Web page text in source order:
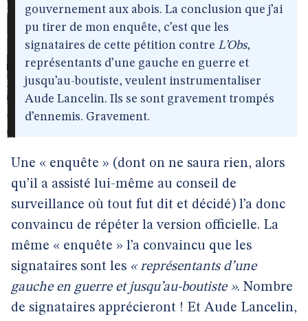
gouvernement aux abois. La conclusion que j’ai
pu tirer de mon enquête, c’est que les
signataires de cette pétition contre L’Obs,
représentants d’une gauche en guerre et
jusqu’au-boutiste, veulent instrumentaliser
Aude Lancelin. Ils se sont gravement trompés
d’ennemis. Gravement.
Une « enquête » (dont on ne saura rien, alors
qu’il a assisté lui-même au conseil de
surveillance où tout fut dit et décidé) l’a donc
convaincu de répéter la version officielle. La
même « enquête » l’a convaincu que les
signataires sont les « représentants d’une
gauche en guerre et jusqu’au-boutiste ». Nombre
de signataires apprécieront ! Et Aude Lancelin,